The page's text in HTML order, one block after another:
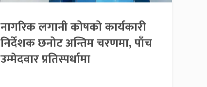
नागरिक लगानी कोषको कार्यकारी
निर्देशक छनोट अन्तिम चरणमा, पाँच
उम्मेदवार प्रतिस्पर्धामा